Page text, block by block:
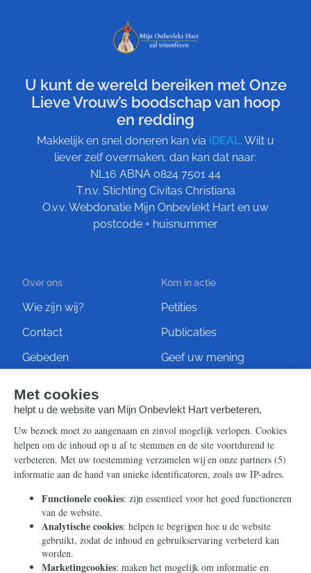
U kunt de wereld bereiken met Onze
Lieve Vrouw’s boodschap van hoop
en redding
Makkelijk en snel doneren kan via iDEAL. Wilt u
liever zelf overmaken, dan kan dat naar:
NL16 ABNA 0824 7501 44
T.n.v. Stichting Civitas Christiana
O.v.v. Webdonatie Mijn Onbevlekt Hart en uw
postcode + huisnummer
Over ons
Wie zijn wij?
Contact
Gebeden
Kom in actie
Petities
Publicaties
Geef uw mening
Steun ons
Nieuwsbrief
Eenmalig
Maandelijks
Periodiek
Nalaten
Info
Contact
Ontvang onze Telegram-
berichten